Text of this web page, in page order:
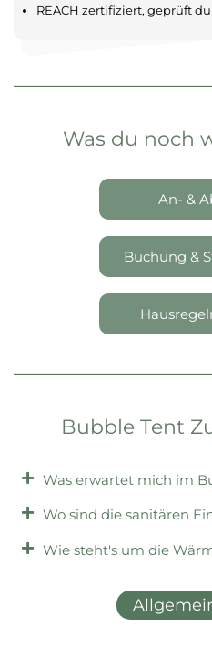
REACH zertifiziert, geprüft
Was du noch
An- &
Buchung &
Bubble Tent
Was erwartet mich im
Wo sind die sanitären
Wie steht's um die